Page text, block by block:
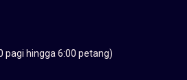
pagi hingga 6:00 petang)